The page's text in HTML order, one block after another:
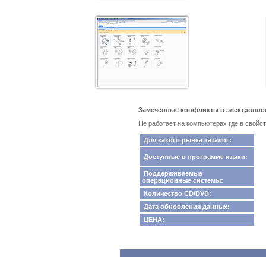
Замеченные конфликты в
Не работает на компьютерах где в
Для какого рынка каталог:
Доступные в программе языки:
Поддерживаемые
операционные системы:
Количество CD/DVD:
Дата обновления данных:
ЦЕНА: